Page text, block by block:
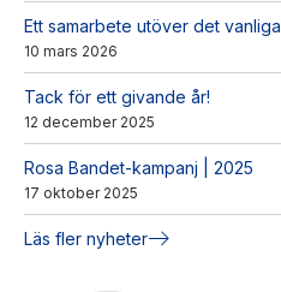
Ett samarbete utöver det vanliga
10 mars 2026
Tack för ett givande år!
12 december 2025
Rosa Bandet-kampanj | 2025
17 oktober 2025
Läs fler nyheter